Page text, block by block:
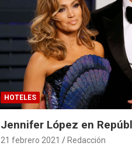
HOTELES
Jennifer López en
21 febrero 2021 Redacción